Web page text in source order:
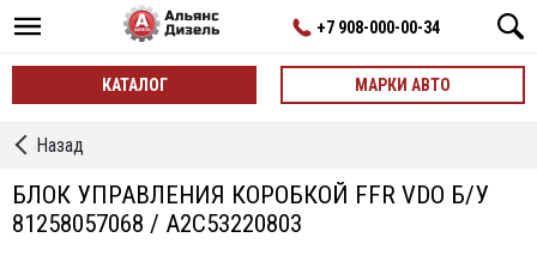
+7 908-000-00-34
КАТАЛОГ МАРКИ АВТО
←
управления
Назад
БЛОК УПРАВЛЕНИЯ КОРОБКОЙ FFR VDO Б/У
81258057068 / A2C53220803